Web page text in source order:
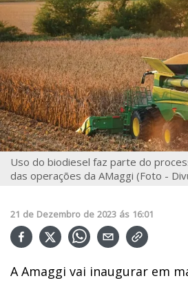
Uso do biodiesel faz parte do
das operações da AMaggi (Foto -
21 de Dezembro de 2023 ás 16:01
A Amaggi vai inaugurar em